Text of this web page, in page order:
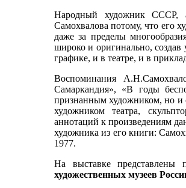
Народный художник СССР,
Самохвалова потому, что его
даже за пределы
широко и оригинально,
графике, и в театре, и в
Воспоминания
Самаркандия», «В годы
признанным художником, но и
художником театра,
аннотаций к произведениям
художника из его книги:
1977.
На выставке представлены
художественных музеев